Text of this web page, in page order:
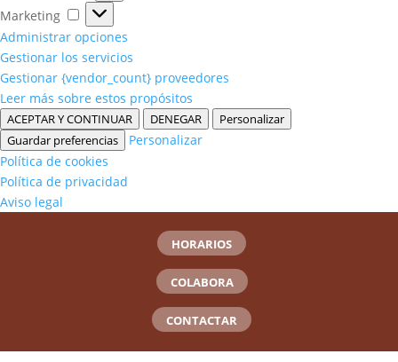
Marketing
Marketing
Administrar opciones
Gestionar los servicios
Gestionar {vendor_count} proveedores
Leer más sobre estos propósitos
ACEPTAR Y CONTINUAR DENEGAR
Personalizar
Guardar preferencias
Personalizar
Política de cookies
Política de privacidad
Aviso legal
HORARIOS
COLABORA
CONTACTAR